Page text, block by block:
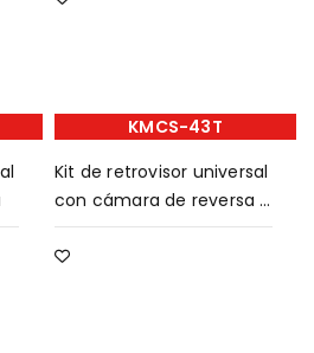
KMCS-43T
Kit de retrovisor universal
con cámara de reversa y
sensores